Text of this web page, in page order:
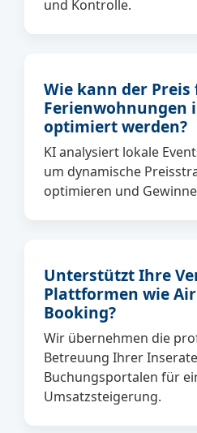
und Kontrolle.
Wie kann der Preis
Ferienwohnungen
optimiert werden?
KI analysiert lokale
um dynamische
optimieren und
Unterstützt Ihre
Plattformen wie
Booking?
Wir übernehmen die
Betreuung Ihrer
Buchungsportalen für
Umsatzsteigerung.